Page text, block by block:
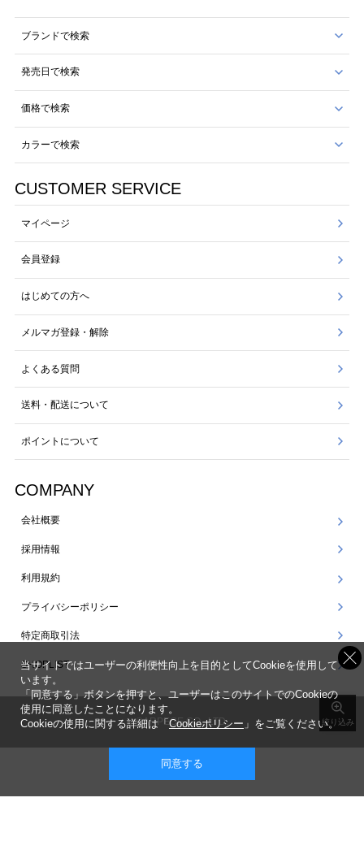
絞り込み
ブランドで検索
発売日で検索
価格で検索
カラーで検索
CUSTOMER SERVICE
マイページ
会員登録
はじめての方へ
メルマガ登録・解除
よくある質問
送料・配送について
ポイントについて
COMPANY
会社概要
採用情報
利用規約
プライバシーポリシー
特定商取引法
SHOPLIST
©ARPEGE CO., LTD.
表示 ： スマートフォン版 |
当サイトではユーザーの利便性向上を目的としてCookieを使用して
います。
「同意する」ボタンを押すと、ユーザーはこのサイトでのCookieの
使用に同意したことになります。
Cookieの使用に関する詳細は「Cookieポリシー 」をご覧ください。
同意する